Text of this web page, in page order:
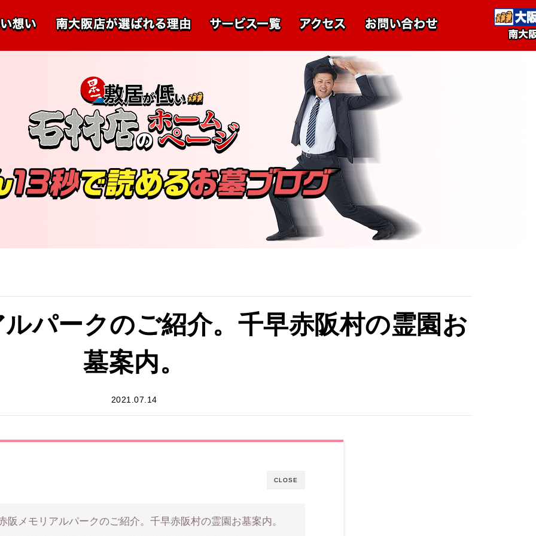
パークのご紹介。千早赤阪村の霊園お
墓案内。
2021.07.14
CLOSE
阪メモリアルパークのご紹介。千早赤阪村の霊園お墓案内。